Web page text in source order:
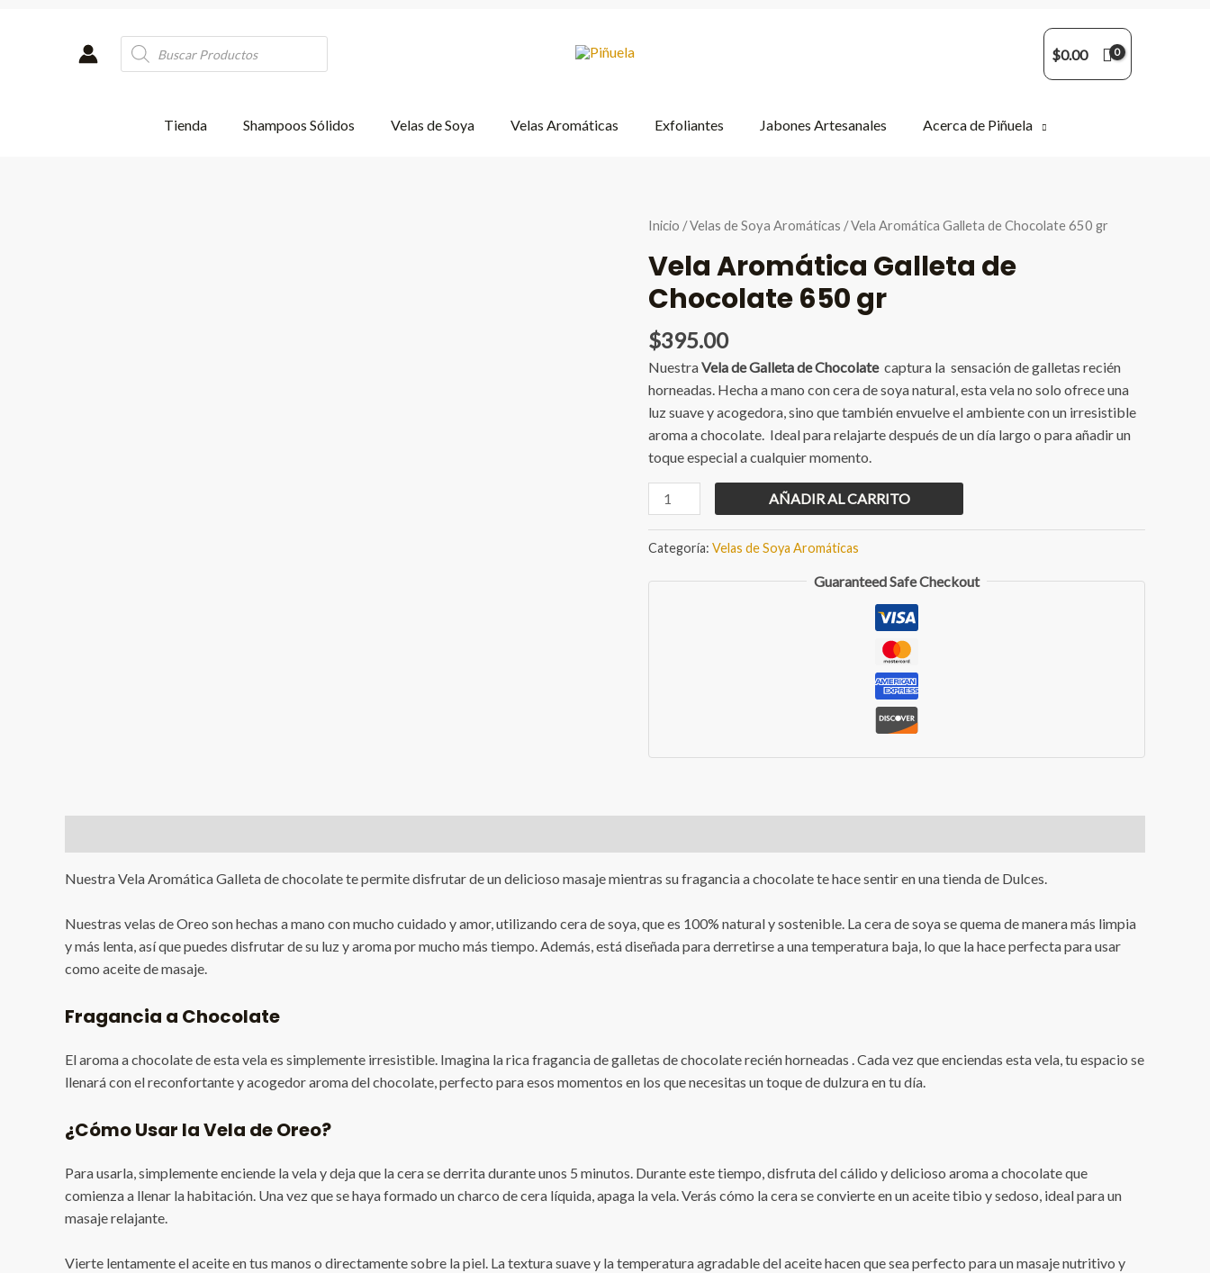
Products
search
$0.00
Tienda Shampoos Sólidos Velas de Soya Velas Aromáticas Exfoliantes Jabones Artesanales Acerca de Piñuela
Inicio /Velas de Soya Aromáticas / Vela Aromática Galleta de Chocolate 650 gr
Vela Aromática Galleta de
Chocolate 650 gr
$395.00
NuestraVela de Galleta de Chocolatecaptura la sensación de galletas recién
horneadas. Hecha a mano con cera de soya natural, esta vela no solo ofrece una
luz suave y acogedora, sino que también envuelve el ambiente con un irresistible
aroma a chocolate. Ideal para relajarte después de un día largo o para añadir un
toque especial a cualquier momento.
Vela
Aromática
Chocolate
AÑADIR AL CARRITO
Categoría: Velas de Soya Aromáticas
Guaranteed Safe Checkout
Nuestra Vela Aromática Galleta de chocolate te permite disfrutar de un delicioso masaje mientras su fragancia a chocolate te hace sentir en una tienda de Dulces.
Nuestras velas de Oreo son hechas a mano con mucho cuidado y amor, utilizando cera de soya, que es 100% natural y sostenible. La cera de soya se quema de manera más limpia
y más lenta, así que puedes disfrutar de su luz y aroma por mucho más tiempo. Además, está diseñada para derretirse a una temperatura baja, lo que la hace perfecta para usar
como aceite de masaje.
Fragancia a Chocolate
El aroma a chocolate de esta vela es simplemente irresistible. Imagina la rica fragancia de galletas de chocolate recién horneadas . Cada vez que enciendas esta vela, tu espacio se
llenará con el reconfortante y acogedor aroma del chocolate, perfecto para esos momentos en los que necesitas un toque de dulzura en tu día.
¿Cómo Usar la Vela de Oreo?
Para usarla, simplemente enciende la vela y deja que la cera se derrita durante unos 5 minutos. Durante este tiempo, disfruta del cálido y delicioso aroma a chocolate que
comienza a llenar la habitación. Una vez que se haya formado un charco de cera líquida, apaga la vela. Verás cómo la cera se convierte en un aceite tibio y sedoso, ideal para un
masaje relajante.
Vierte lentamente el aceite en tus manos o directamente sobre la piel. La textura suave y la temperatura agradable del aceite hacen que sea perfecto para un masaje nutritivo y